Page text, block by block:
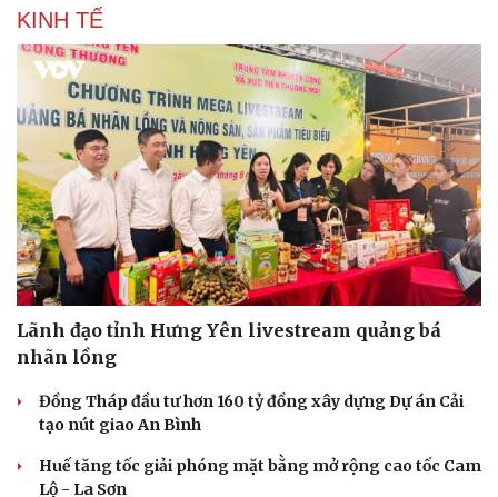
Cải chính
KINH TẾ
Lãnh đạo tỉnh Hưng Yên livestream quảng bá
nhãn lồng
Đồng Tháp đầu tư hơn 160 tỷ đồng xây dựng Dự án Cải
tạo nút giao An Bình
Huế tăng tốc giải phóng mặt bằng mở rộng cao tốc Cam
Lộ - La Sơn